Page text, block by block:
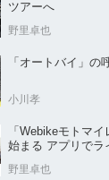
ツアーへ
野里卓也
「オートバイ」の
小川孝
「Webikeモトマイ
始まる アプリでラ
野里卓也